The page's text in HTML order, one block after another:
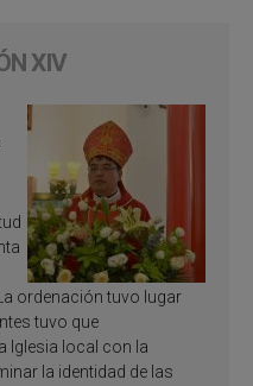
XIV
ordenación tuvo lugar
tuvo que
Iglesia local con la
la identidad de las